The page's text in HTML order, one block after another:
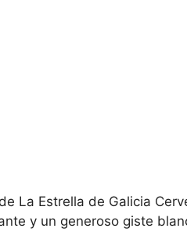
La Estrella de Galicia
y un generoso giste